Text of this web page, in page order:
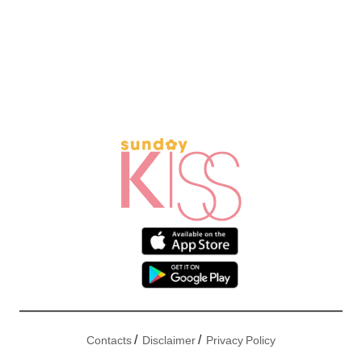
Contacts/ Disclaimer/ Privacy Policy